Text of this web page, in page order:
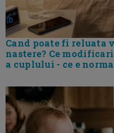
Cand poate fi reluata
nastere? Ce
a cuplului - ce e